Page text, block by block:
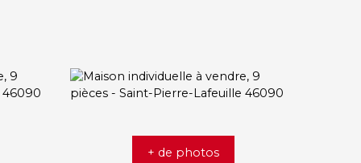
+ de photos